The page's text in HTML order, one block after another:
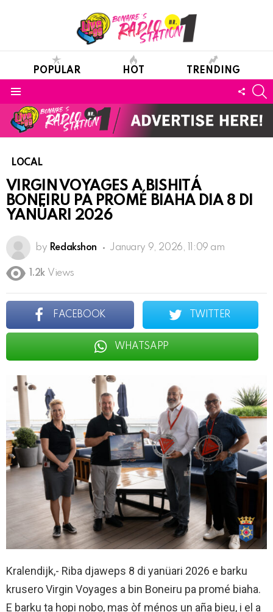
POPULAR HOT TRENDING
LOCAL
VIRGIN VOYAGES A BISHITÁ
BONEIRU PA PROMÉ BIAHA DIA 8 DI
YANÜARI 2026
by Redakshon January 9, 2026, 11:09 am
1.2k Views
FACEBOOK TWITTER
WHATSAPP
Kralendijk,- Riba djaweps 8 di yanüari 2026 e barku
krusero Virgin Voyages a bin Boneiru pa promé biaha.
E barku ta hopi nobo, mas òf ménos un aña bieu, i el a